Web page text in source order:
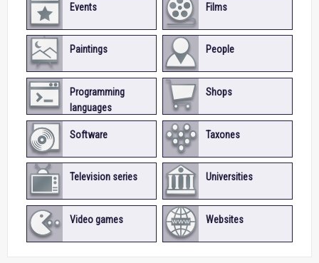
Events Films
Paintings People
Programming
languages
Shops
Software Taxones
Television series Universities
Video games Websites